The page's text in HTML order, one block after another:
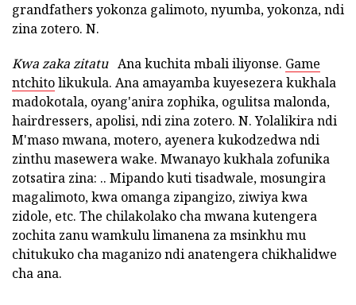
grandfathers yokonza galimoto, nyumba, yokonza, ndi
zina zotero. N.
Kwa zaka zitatu Ana kuchita mbali iliyonse. Game
ntchitolikukula. Ana amayamba kuyesezera kukhala
madokotala, oyang'anira zophika, ogulitsa malonda,
hairdressers, apolisi, ndi zina zotero. N. Yolalikira ndi
M'maso mwana, motero, ayenera kukodzedwa ndi
zinthu masewera wake. Mwanayo kukhala zofunika
zotsatira zina: .. Mipando kuti tisadwale, mosungira
magalimoto, kwa omanga zipangizo, ziwiya kwa
zidole, etc. The chilakolako cha mwana kutengera
zochita zanu wamkulu limanena za msinkhu mu
chitukuko cha maganizo ndi anatengera chikhalidwe
cha ana.